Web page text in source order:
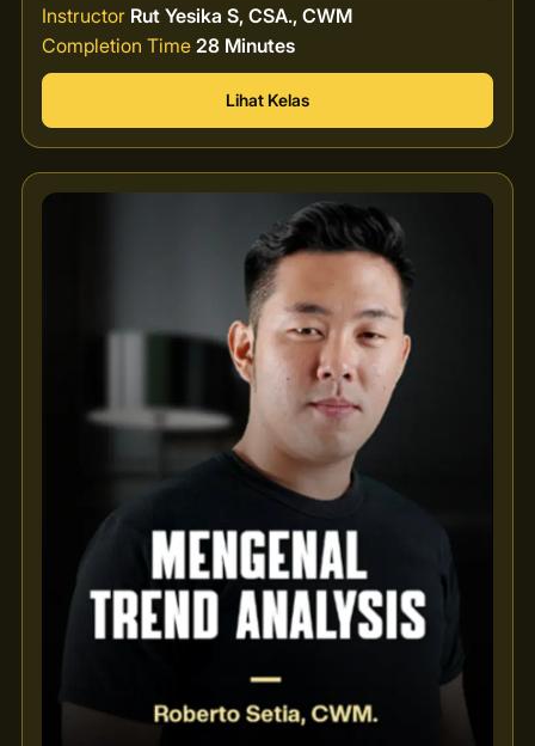
Instructor Rut Yesika S, CSA., CWM
Completion Time 28 Minutes
Lihat Kelas